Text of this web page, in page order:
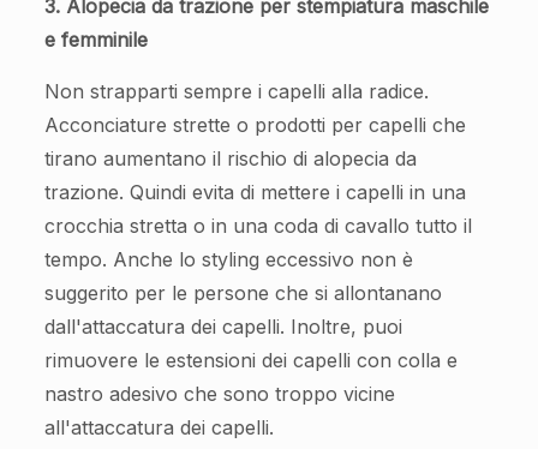
3. Alopecia da trazione per stempiatura maschile
e femminile
Non strapparti sempre i capelli alla radice.
Acconciature strette o prodotti per capelli che
tirano aumentano il rischio di alopecia da
trazione. Quindi evita di mettere i capelli in una
crocchia stretta o in una coda di cavallo tutto il
tempo. Anche lo styling eccessivo non è
suggerito per le persone che si allontanano
dall'attaccatura dei capelli. Inoltre, puoi
rimuovere le estensioni dei capelli con colla e
nastro adesivo che sono troppo vicine
all'attaccatura dei capelli.